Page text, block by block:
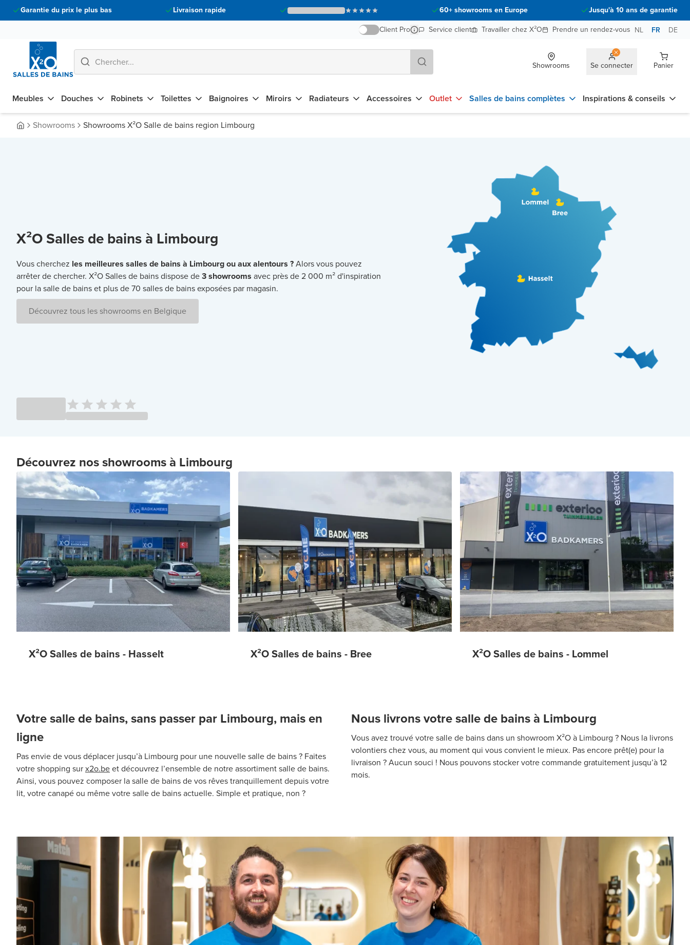
Garantie du prix le plus bas Livraison rapide 60+ showrooms en Europe
Jusqu'à 10 ans de garantie
Client Pro
Service client Travailler chez X²O Prendre un rendez-vous NL FR DE
Showrooms Se connecter Panier
Meubles Douches Robinets Toilettes Baignoires Miroirs Radiateurs Accessoires Outlet Salles de bains complètes Inspirations & conseils
Showrooms Showrooms X²O Salle de bains region Limbourg
X²O Salles de bains à Limbourg
Vous cherchez les meilleures salles de bains à Limbourg ou aux alentours ?Alors vous pouvez
arrêter de chercher. X²O Salles de bains dispose de3 showrooms avec près de 2 000 m² d'inspiration
pour la salle de bains et plus de 70 salles de bains exposées par magasin.
Découvrez tous les showrooms en Belgique
Découvrez nos showrooms à Limbourg
X²O Salles de bains - Hasselt X²O Salles de bains - Bree X²O Salles de bains - Lommel
Votre salle de bains, sans passer par Limbourg, mais en
ligne
Pas envie de vous déplacer jusqu’à Limbourg pour une nouvelle salle de bains ? Faites
votre shopping surx2o.beet découvrez l’ensemble de notre assortiment salle de bains.
Ainsi, vous pouvez composer la salle de bains de vos rêves tranquillement depuis votre
lit, votre canapé ou même votre salle de bains actuelle. Simple et pratique, non ?
Nous livrons votre salle de bains à Limbourg
Vous avez trouvé votre salle de bains dans un showroom X²O à Limbourg ? Nous la livrons
volontiers chez vous, au moment qui vous convient le mieux. Pas encore prêt(e) pour la
livraison ? Aucun souci ! Nous pouvons stocker votre commande gratuitement jusqu’à 12
mois.